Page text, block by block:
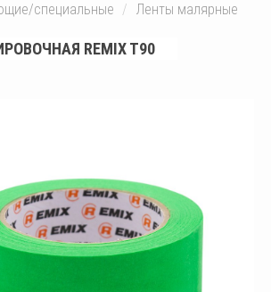
специальные
Ленты малярные
REMIX T90